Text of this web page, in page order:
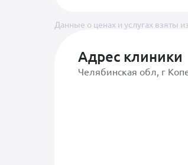
Данные о ценах и услугах взяты
Адрес клиники
Челябинская обл, г